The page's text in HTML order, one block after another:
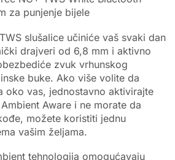
za punjenje bijele
slušalice učiniće vaš svaki dan
drajveri od 6,8 mm i aktivno
zvuk vrhunskog
buke. Ako više volite da
oko vas, jednostavno aktivirajte
Aware i ne morate da
možete koristiti jednu
vašim željama.
tehnologija omogućavaju